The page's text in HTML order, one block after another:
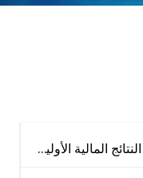
اعلان مجموعة أسترا الصناعية عن النتائج المالية الأولية للفترة المنتهية في 2026-06-30 ( ستة أشهر )